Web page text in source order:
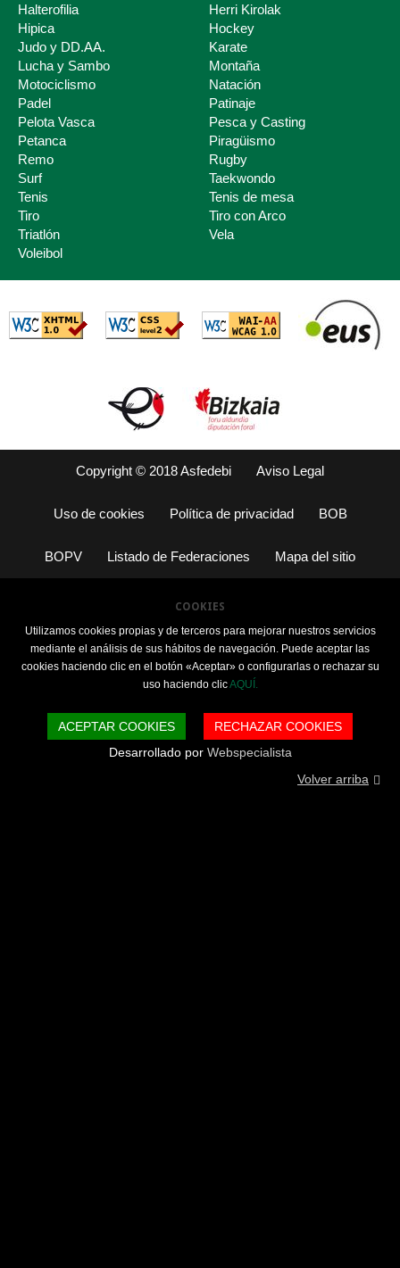
Halterofilia
Herri Kirolak
Hipica
Hockey
Judo y DD.AA.
Karate
Lucha y Sambo
Montaña
Motociclismo
Natación
Padel
Patinaje
Pelota Vasca
Pesca y Casting
Petanca
Piragüismo
Remo
Rugby
Surf
Taekwondo
Tenis
Tenis de mesa
Tiro
Tiro con Arco
Triatlón
Vela
Voleibol
Copyright © 2018 Asfedebi Aviso Legal
Uso de cookies Política de privacidad BOB
BOPV Listado de Federaciones Mapa del sitio
COOKIES
Utilizamos cookies propias y de terceros para mejorar nuestros servicios
mediante el análisis de sus hábitos de navegación. Puede aceptar las
cookies haciendo clic en el botón «Aceptar» o configurarlas o rechazar su
uso haciendo clicAQUÍ.
ACEPTAR COOKIES
RECHAZAR COOKIES
Desarrollado por Webspecialista
Volver arriba